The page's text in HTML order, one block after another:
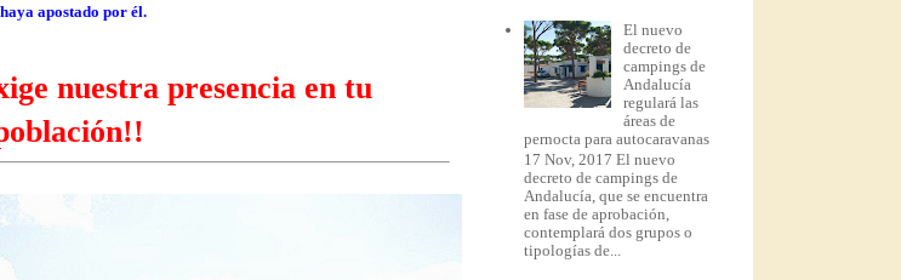
apostado por él.
nuestra presencia en tu
El nuevo
decreto de
campings de
Andalucía
regulará las
áreas de
pernocta para autocaravanas
17 Nov, 2017 El nuevo
decreto de campings de
Andalucía, que se encuentra
en fase de aprobación,
contemplará dos grupos o
tipologías de...